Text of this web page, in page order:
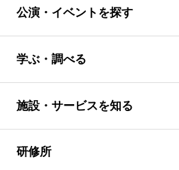
公演・イベントを探す
学ぶ・調べる
施設・サービスを知る
研修所